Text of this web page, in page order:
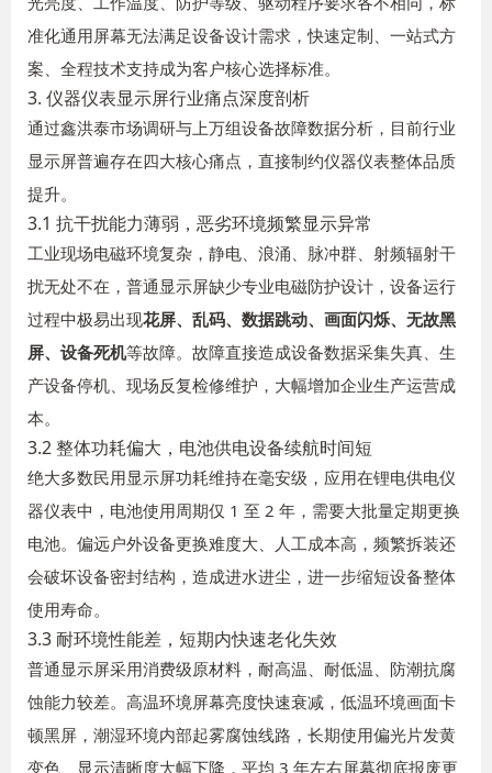
准化通用屏幕无法满足设备设计需求，快速定制、一站式方
案、全程技术支持成为客户核心选择标准。
3. 仪器仪表显示屏行业痛点深度剖析
通过鑫洪泰市场调研与上万组设备故障数据分析，目前行业
显示屏普遍存在四大核心痛点，直接制约仪器仪表整体品质
提升。
3.1 抗干扰能力薄弱，恶劣环境频繁显示异常
工业现场电磁环境复杂，静电、浪涌、脉冲群、射频辐射干
扰无处不在，普通显示屏缺少专业电磁防护设计，设备运行
过程中极易出现花屏、乱码、数据跳动、画面闪烁、无故黑
屏、设备死机等故障。故障直接造成设备数据采集失真、生
产设备停机、现场反复检修维护，大幅增加企业生产运营成
本。
3.2 整体功耗偏大，电池供电设备续航时间短
绝大多数民用显示屏功耗维持在毫安级，应用在锂电供电仪
器仪表中，电池使用周期仅 1 至 2 年，需要大批量定期更换
电池。偏远户外设备更换难度大、人工成本高，频繁拆装还
会破坏设备密封结构，造成进水进尘，进一步缩短设备整体
使用寿命。
3.3 耐环境性能差，短期内快速老化失效
普通显示屏采用消费级原材料，耐高温、耐低温、防潮抗腐
蚀能力较差。高温环境屏幕亮度快速衰减，低温环境画面卡
顿黑屏，潮湿环境内部起雾腐蚀线路，长期使用偏光片发黄
变色、显示清晰度大幅下降，平均 3 年左右屏幕彻底报废更